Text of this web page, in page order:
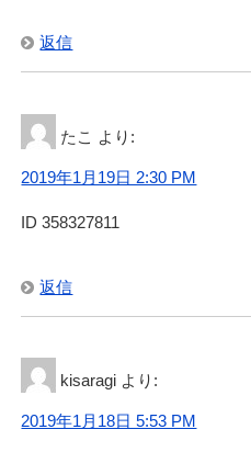
返信
たこ より:
2019年1月19日 2:30 PM
ID 358327811
返信
kisaragi より:
2019年1月18日 5:53 PM